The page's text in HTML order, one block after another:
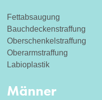
Fettabsaugung
Bauchdeckenstraffung
Oberschenkelstraffung
Oberarmstraffung
Labioplastik
Männer